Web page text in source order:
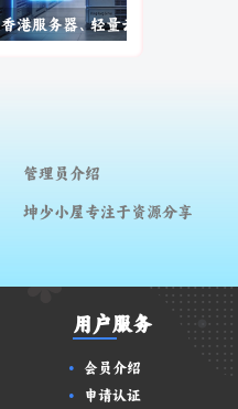
香港服务器、轻量云、大带宽
管理员介绍
坤少小屋专注于资源分享
用户服务
会员介绍
申请认证